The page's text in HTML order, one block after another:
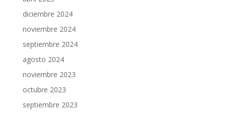
diciembre 2024
noviembre 2024
septiembre 2024
agosto 2024
noviembre 2023
octubre 2023
septiembre 2023